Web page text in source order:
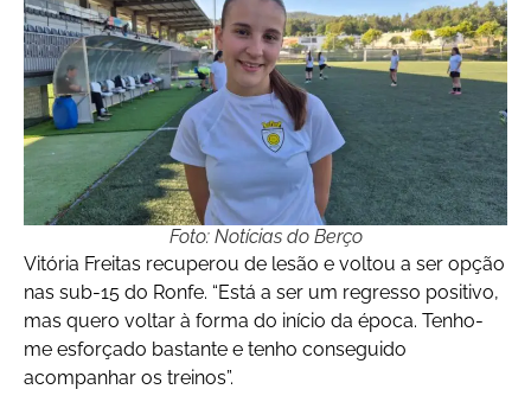
Foto: Notícias do Berço
Vitória Freitas recuperou de lesão e voltou a ser opção
nas sub-15 do Ronfe. “Está a ser um regresso positivo,
mas quero voltar à forma do início da época. Tenho-
me esforçado bastante e tenho conseguido
acompanhar os treinos”.